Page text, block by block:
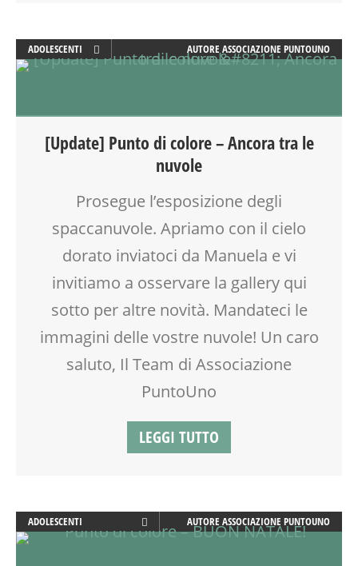
VIA FARUFFINI
YOGA
ADOLESCENTI
ADULTI
SOCIALIZZAZIONE
VIA FARUFFINI
VIA MARTINETTI
AUTORE ASSOCIAZIONE PUNTOUNO
[Update] Punto di colore – Ancora tra le
nuvole
Prosegue l’esposizione degli
spaccanuvole. Apriamo con il cielo
dorato inviatoci da Manuela e vi
invitiamo a osservare la gallery qui
sotto per altre novità. Mandateci le
immagini delle vostre nuvole! Un caro
saluto, Il Team di Associazione
PuntoUno
LEGGI TUTTO
ADOLESCENTI
ADULTI
AUTORE ASSOCIAZIONE PUNTOUNO